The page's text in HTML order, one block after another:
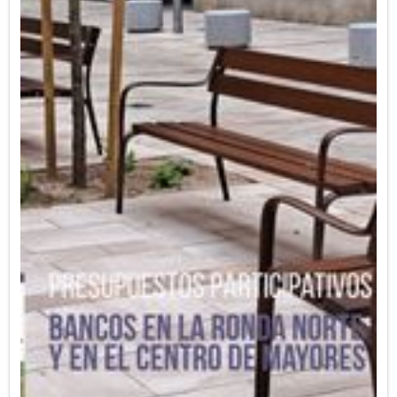
de agua fría y filtrada, ya que no tenemos
ninguna en el barrio.